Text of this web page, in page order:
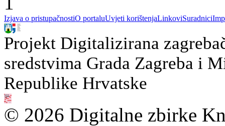
Izjava o pristupačnostiO portaluUvjeti korištenjaLinkoviSuradnici
Projekt Digitalizirana
sredstvima Grada Zagreba i
Republike Hrvatske
© 2026 Digitalne zbirke